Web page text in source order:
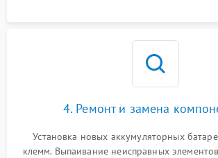
4. Ремонт и замена
Установка новых аккумуляторных
клемм. Выпаивание неисправных